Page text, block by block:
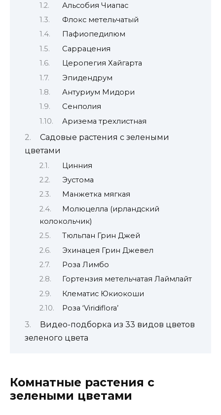
Альсобия Чиапас
Флокс метельчатый
Пафиопедилюм
Саррацения
Церопегия Хайгарта
Эпидендрум
Антуриум Мидори
Сенполия
Аризема трехлистная
Садовые растения с зелеными
цветами
Цинния
Эустома
Манжетка мягкая
Молюцелла (ирландский
колокольчик)
Тюльпан Грин Джей
Эхинацея Грин Джевел
Роза Лимбо
Гортензия метельчатая Лаймлайт
Клематис Юкиокоши
Роза ‘Viridiflora’
Видео-подборка из 33 видов цветов
зеленого цвета
Комнатные растения с
зелеными цветами